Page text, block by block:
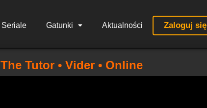
Seriale Gatunki Aktualności Zaloguj się
The Tutor • Vider • Online